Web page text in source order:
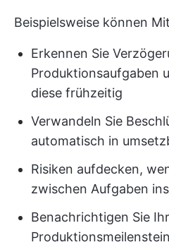
Beispielsweise können
Erkennen Sie
Produktionsaufgaben
diese frühzeitig
Verwandeln Sie
automatisch in
Risiken aufdecken,
zwischen Aufgaben
Benachrichtigen Sie